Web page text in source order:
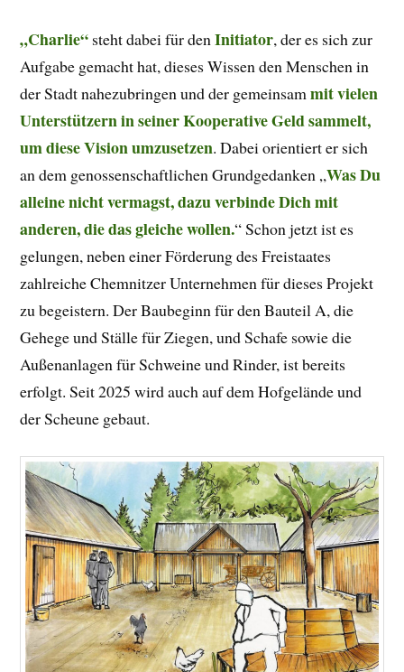
„Charlie“ steht dabei für denInitiator, der es sich zur
Aufgabe gemacht hat, dieses Wissen den Menschen in
der Stadt nahezubringen und der gemeinsammit vielen
Unterstützern in seiner Kooperative Geld sammelt,
um diese Vision umzusetzen. Dabei orientiert er sich
an dem genossenschaftlichen Grundgedanken „Was Du
alleine nicht vermagst, dazu verbinde Dich mit
anderen, die das gleiche wollen.“ Schon jetzt ist es
gelungen, neben einer Förderung des Freistaates
zahlreiche Chemnitzer Unternehmen für dieses Projekt
zu begeistern. Der Baubeginn für den Bauteil A, die
Gehege und Ställe für Ziegen, und Schafe sowie die
Außenanlagen für Schweine und Rinder, ist bereits
erfolgt. Seit 2025 wird auch auf dem Hofgelände und
der Scheune gebaut.